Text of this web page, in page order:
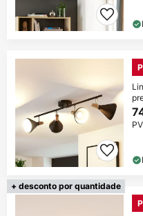
+ desconto por quantidade